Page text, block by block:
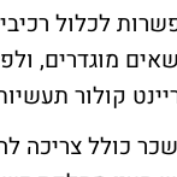
לכלול
מוגדרים,